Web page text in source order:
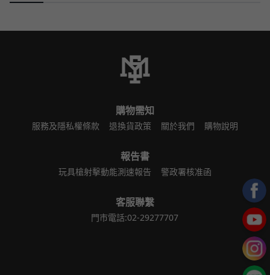
購物需知
服務及隱私權條款 退換貨政策 關於我們 購物說明
報告書
玩具槍射擊動能測速報告 警政署核准函
客服聯繫
門市電話:02-29277707